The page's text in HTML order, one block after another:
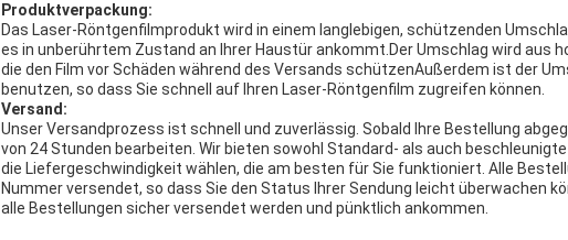
Produktverpackung:
Das Laser-Röntgenfilmprodukt wird in einem langlebigen, schützenden
es in unberührtem Zustand an Ihrer Haustür ankommt.Der Umschlag wird aus
die den Film vor Schäden während des Versands schützenAußerdem ist der
benutzen, so dass Sie schnell auf Ihren Laser-Röntgenfilm zugreifen können.
Versand:
Unser Versandprozess ist schnell und zuverlässig. Sobald Ihre Bestellung
von 24 Stunden bearbeiten. Wir bieten sowohl Standard- als auch
die Liefergeschwindigkeit wählen, die am besten für Sie funktioniert. Alle
Nummer versendet, so dass Sie den Status Ihrer Sendung leicht überwachen
alle Bestellungen sicher versendet werden und pünktlich ankommen.